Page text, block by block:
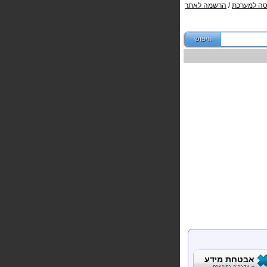
למערכת/ הרשמה לאתר
אבטחת מידע